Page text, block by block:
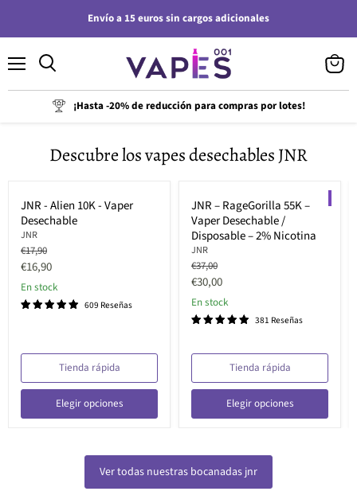
Envío a 15 euros sin cargos adicionales
¡Hasta -20% de reducción para compras por lotes!
carrito
Descubre los vapes desechables JNR
JNR - Alien 10K - Vaper
Desechable
JNR
Precio
original
€17,90
Precio
actual
€16,90
En stock
609 Reseñas
Tienda rápida
Elegir opciones
JNR – RageGorilla 55K –
Vaper Desechable /
Disposable – 2% Nicotina
JNR
Precio
original
€37,00
Precio
actual
€30,00
En stock
381 Reseñas
Tienda rápida
Elegir opciones
Ver todas nuestras bocanadas jnr